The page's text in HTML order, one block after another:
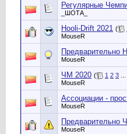
Регулярные
_ШОТА_
Hooli-Drift 2021 (
MouseR
Предварительно
MouseR
ЧМ 2020 ( 1 2 3
MouseR
Ассоциации -
MouseR
Предварительно
MouseR